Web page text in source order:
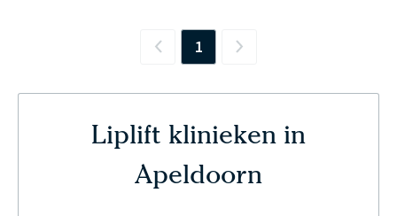
Previous
1 Next
Liplift klinieken in
Apeldoorn